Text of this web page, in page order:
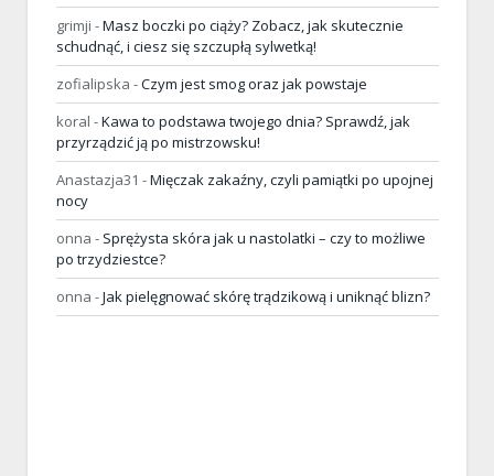
grimji -Masz boczki po ciąży? Zobacz, jak skutecznie
schudnąć, i ciesz się szczupłą sylwetką!
zofialipska -Czym jest smog oraz jak powstaje
koral -Kawa to podstawa twojego dnia? Sprawdź, jak
przyrządzić ją po mistrzowsku!
Anastazja31 -Mięczak zakaźny, czyli pamiątki po upojnej
nocy
onna - Sprężysta skóra jak u nastolatki – czy to możliwe
po trzydziestce?
onna -Jak pielęgnować skórę trądzikową i uniknąć blizn?